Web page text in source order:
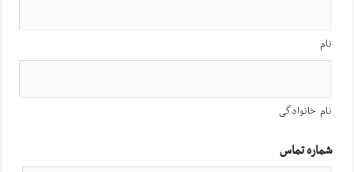
نام
نام خانوادگی
شماره تماس